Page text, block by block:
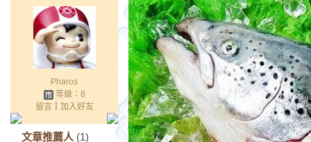
Pharos
等級：8
留言｜ 加入好友
文章推薦人 (1)